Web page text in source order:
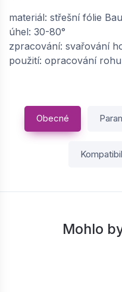
BAUDER / FPO UE
−
materiál: střešní fólie
úhel: 30-80°
zpracování: svařování
použití: opracování rohu
Obecné
Mohlo